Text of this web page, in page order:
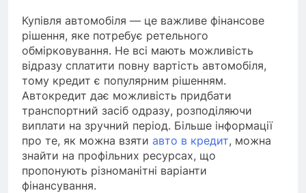
Купівля автомобіля — це важливе фінансове
рішення, яке потребує ретельного
обмірковування. Не всі мають можливість
відразу сплатити повну вартість автомобіля,
тому кредит є популярним рішенням.
Автокредит дає можливість придбати
транспортний засіб одразу, розподіляючи
виплати на зручний період. Більше інформації
про те, як можна взяти авто в кредит, можна
знайти на профільних ресурсах, що
пропонують різноманітні варіанти
фінансування.